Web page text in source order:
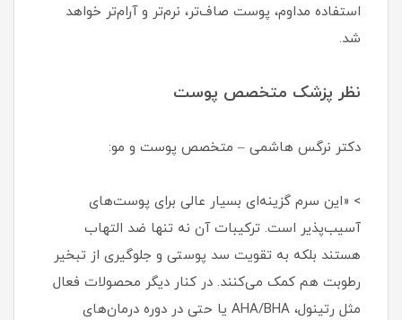
استفاده مداوم، پوست صاف‌تر، نرم‌تر و آرام‌تر خواهد
شد.
نظر پزشک متخصص پوست
دکتر نرگس هاشمی – متخصص پوست و مو:
> «این سرم گزینه‌ای بسیار عالی برای پوست‌های
آسیب‌پذیر است. ترکیبات آن نه تنها ضد التهاب
هستند بلکه به تقویت سد پوستی و جلوگیری از تبخیر
رطوبت هم کمک می‌کنند. در کنار دیگر محصولات فعال
مثل رتینول، AHA/BHA یا حتی در دوره‌ درمان‌های